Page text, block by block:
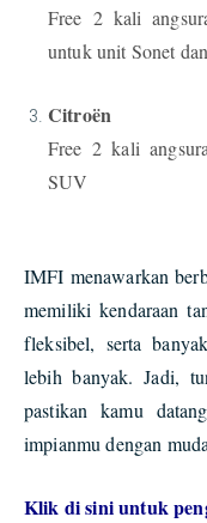
Free 2 kali
untuk unit Sonet
Citroën
Free 2 kali
SUV
IMFI menawarkan
memiliki kendaraan
fleksibel, serta
lebih banyak. Jadi,
pastikan kamu
impianmu dengan
Klik di sini untuk